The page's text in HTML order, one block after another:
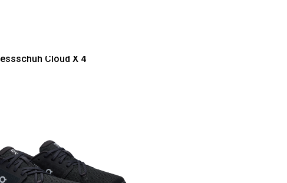
Cloud X 4